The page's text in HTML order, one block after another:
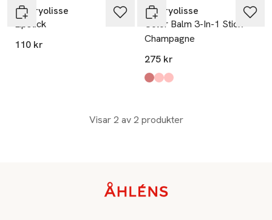
Embryolisse
Lipstick
110 kr
Embryolisse
Color Balm 3-In-1 Stick
Champagne
275 kr
Produkten finns i färgerna:
Intense Red
Raspberry Pink
Nude Pink
Visar 2 av 2 produkter